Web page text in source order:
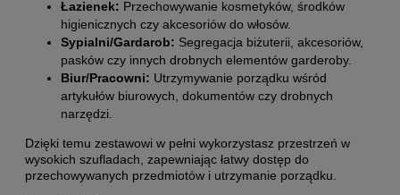
Łazienek: Przechowywanie kosmetyków, środków
higienicznych czy akcesoriów do włosów.
Sypialni/Gardarob: Segregacja biżuterii, akcesoriów,
pasków czy innych drobnych elementów garderoby.
Biur/Pracowni: Utrzymywanie porządku wśród
artykułów biurowych, dokumentów czy drobnych
narzędzi.
Dzięki temu zestawowi w pełni wykorzystasz przestrzeń w
wysokich szufladach, zapewniając łatwy dostęp do
przechowywanych przedmiotów i utrzymanie porządku.